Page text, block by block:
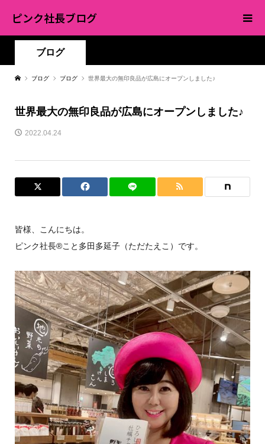
ピンク社長ブログ
ブログ
ブログ ブログ 世界最大の無印良品が広島にオープンしました♪
世界最大の無印良品が広島にオープンしました♪
2022.04.24
皆様、こんにちは。
ピンク社長®︎こと多田多延子（ただたえこ）です。